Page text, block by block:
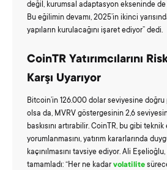
değil, kurumsal adaptasyon ekseninde de
Bu eğilimin devamı, 2025’in ikinci
yapıların kurulacağını işaret ediyor” dedi.
CoinTR Yatırımcılarını
Karşı Uyarıyor
Bitcoin’in 126.000 dolar seviyesine
olsa da, MVRV göstergesinin 2,6
baskısını artırabilir. CoinTR, bu gibi
yorumlanmasını, yatırım kararlarında
kaçınılmasını tavsiye ediyor. Ali
tamamladı: “Her ne kadar volatilite